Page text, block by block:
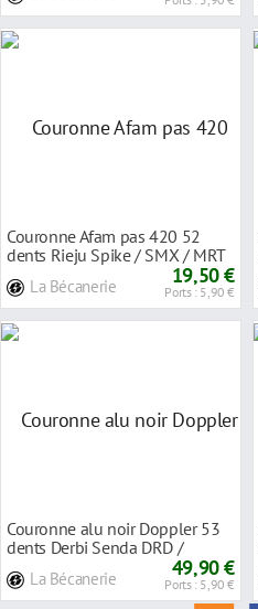
Couronne Afam pas 420 52
dents Rieju Spike / SMX / MRT
La Bécanerie 19,50 €
Ports : 5,90 €
Couronne alu noir Doppler 53
dents Derbi Senda DRD /
La Bécanerie 49,90 €
Ports : 5,90 €